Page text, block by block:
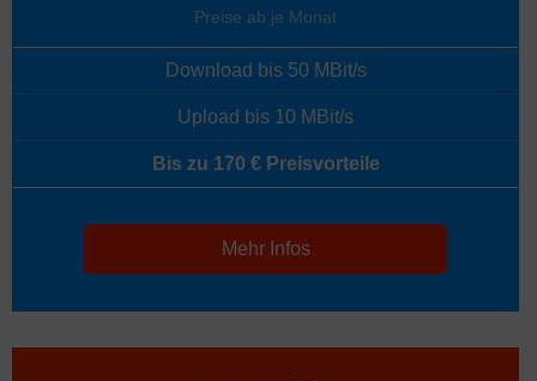
Preise ab je Monat
Download bis 50 MBit/s
Upload bis 10 MBit/s
Bis zu 170 € Preisvorteile
Mehr Infos